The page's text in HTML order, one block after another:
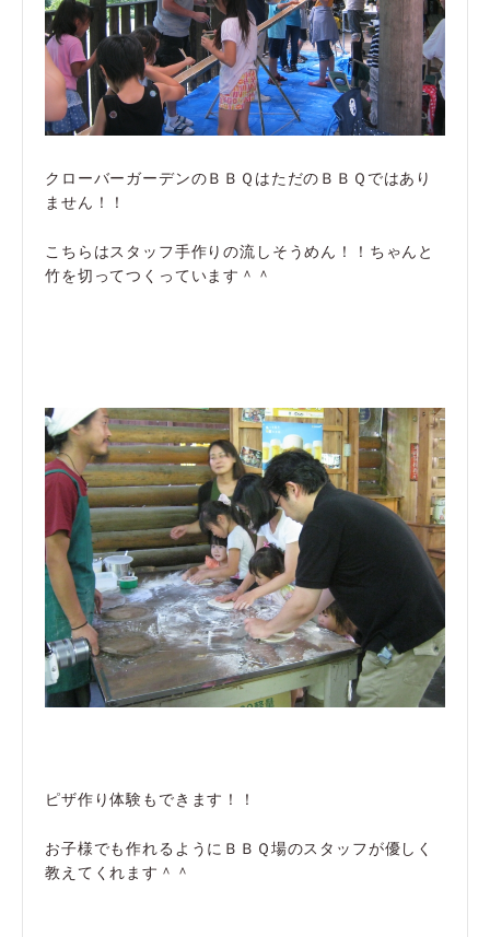
クローバーガーデンのＢＢＱはただのＢＢＱではあり
ません！！
こちらはスタッフ手作りの流しそうめん！！ちゃんと
竹を切ってつくっています＾＾
ピザ作り体験もできます！！
お子様でも作れるようにＢＢＱ場のスタッフが優しく
教えてくれます＾＾